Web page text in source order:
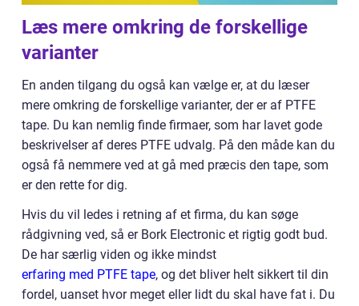
Læs mere omkring de forskellige
varianter
En anden tilgang du også kan vælge er, at du læser
mere omkring de forskellige varianter, der er af PTFE
tape. Du kan nemlig finde firmaer, som har lavet gode
beskrivelser af deres PTFE udvalg. På den måde kan du
også få nemmere ved at gå med præcis den tape, som
er den rette for dig.
Hvis du vil ledes i retning af et firma, du kan søge
rådgivning ved, så er Bork Electronic et rigtig godt bud.
De har særlig viden og ikke mindst
erfaring med PTFE tape, og det bliver helt sikkert til din
fordel, uanset hvor meget eller lidt du skal have fat i. Du